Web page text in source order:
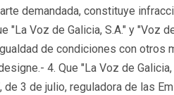
demandada, constituye
Voz de Galicia, S.A." y "Voz
de condiciones con otros
4. Que "La Voz de Galicia,
de 3 de julio, reguladora de las